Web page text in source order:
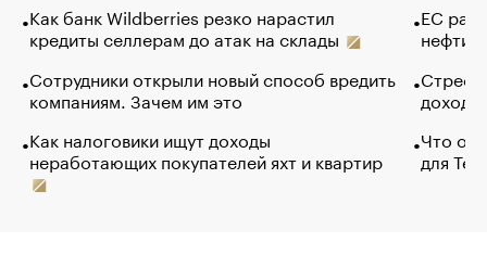
Как банк Wildberries резко нарастил
кредиты селлерам до атак на склады
Сотрудники открыли новый способ вредить
компаниям. Зачем им это
Как налоговики ищут доходы
неработающих покупателей яхт и квартир
ЕС
нефти
Что
для